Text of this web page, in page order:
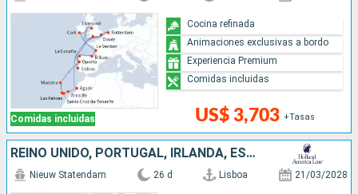
Comidas incluidas US$ 3,703 +Tasas
Cocina refinada
Animaciones exclusivas a bordo
Experiencia Premium
Comidas incluidas
REINO UNIDO, PORTUGAL, IRLANDA, ESPAÑA, FRANCIA, PAISES BAJOS, MARRUECOS
Nieuw Statendam 26 d Lisboa 21/03/2028